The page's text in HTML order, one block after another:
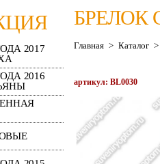
2017
2016
БРЕЛОК
Главная > Каталог >
артикул: BL0030